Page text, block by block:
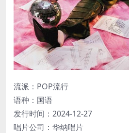
流派：POP流行
语种：国语
发行时间：2024-12-27
唱片公司：华纳唱片